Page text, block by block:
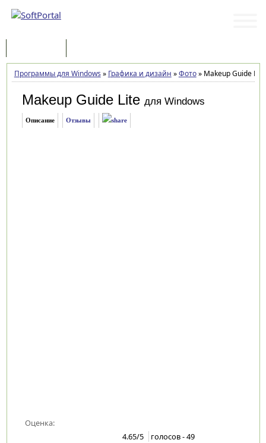
Программы для Windows » Графика и дизайн »Фото»Makeup Guide
Makeup Guide Lite для Windows
Описание Отзывы
Оценка:
4.65/5 голосов -49